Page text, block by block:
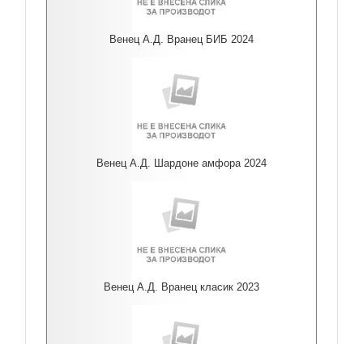
Венец А.Д. Вранец БИБ 2024
Венец А.Д. Шардоне амфора 2024
Венец А.Д. Вранец класик 2023